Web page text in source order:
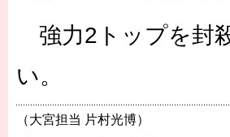
強力2トップを封
い。
（大宮担当 片村光博）